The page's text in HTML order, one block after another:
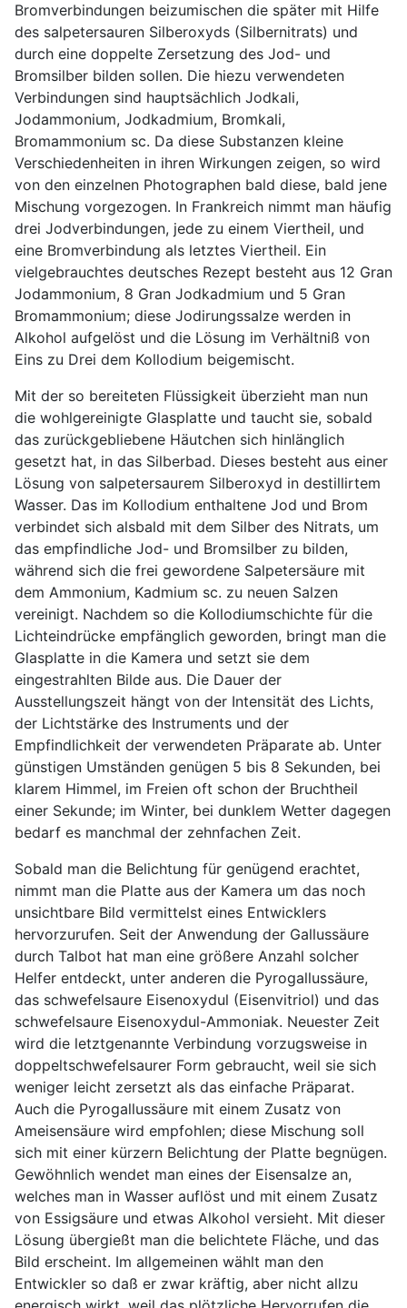
Bromverbindungen beizumischen die später mit Hilfe
des salpetersauren Silberoxyds (Silbernitrats) und
durch eine doppelte Zersetzung des Jod- und
Bromsilber bilden sollen. Die hiezu verwendeten
Verbindungen sind hauptsächlich Jodkali,
Jodammonium, Jodkadmium, Bromkali,
Bromammonium sc. Da diese Substanzen kleine
Verschiedenheiten in ihren Wirkungen zeigen, so wird
von den einzelnen Photographen bald diese, bald jene
Mischung vorgezogen. In Frankreich nimmt man häufig
drei Jodverbindungen, jede zu einem Viertheil, und
eine Bromverbindung als letztes Viertheil. Ein
vielgebrauchtes deutsches Rezept besteht aus 12 Gran
Jodammonium, 8 Gran Jodkadmium und 5 Gran
Bromammonium; diese Jodirungssalze werden in
Alkohol aufgelöst und die Lösung im Verhältniß von
Eins zu Drei dem Kollodium beigemischt.
Mit der so bereiteten Flüssigkeit überzieht man nun
die wohlgereinigte Glasplatte und taucht sie, sobald
das zurückgebliebene Häutchen sich hinlänglich
gesetzt hat, in das Silberbad. Dieses besteht aus einer
Lösung von salpetersaurem Silberoxyd in destillirtem
Wasser. Das im Kollodium enthaltene Jod und Brom
verbindet sich alsbald mit dem Silber des Nitrats, um
das empfindliche Jod- und Bromsilber zu bilden,
während sich die frei gewordene Salpetersäure mit
dem Ammonium, Kadmium sc. zu neuen Salzen
vereinigt. Nachdem so die Kollodiumschichte für die
Lichteindrücke empfänglich geworden, bringt man die
Glasplatte in die Kamera und setzt sie dem
eingestrahlten Bilde aus. Die Dauer der
Ausstellungszeit hängt von der Intensität des Lichts,
der Lichtstärke des Instruments und der
Empfindlichkeit der verwendeten Präparate ab. Unter
günstigen Umständen genügen 5 bis 8 Sekunden, bei
klarem Himmel, im Freien oft schon der Bruchtheil
einer Sekunde; im Winter, bei dunklem Wetter dagegen
bedarf es manchmal der zehnfachen Zeit.
Sobald man die Belichtung für genügend erachtet,
nimmt man die Platte aus der Kamera um das noch
unsichtbare Bild vermittelst eines Entwicklers
hervorzurufen. Seit der Anwendung der Gallussäure
durch Talbot hat man eine größere Anzahl solcher
Helfer entdeckt, unter anderen die Pyrogallussäure,
das schwefelsaure Eisenoxydul (Eisenvitriol) und das
schwefelsaure Eisenoxydul-Ammoniak. Neuester Zeit
wird die letztgenannte Verbindung vorzugsweise in
doppeltschwefelsaurer Form gebraucht, weil sie sich
weniger leicht zersetzt als das einfache Präparat.
Auch die Pyrogallussäure mit einem Zusatz von
Ameisensäure wird empfohlen; diese Mischung soll
sich mit einer kürzern Belichtung der Platte begnügen.
Gewöhnlich wendet man eines der Eisensalze an,
welches man in Wasser auflöst und mit einem Zusatz
von Essigsäure und etwas Alkohol versieht. Mit dieser
Lösung übergießt man die belichtete Fläche, und das
Bild erscheint. Im allgemeinen wählt man den
Entwickler so daß er zwar kräftig, aber nicht allzu